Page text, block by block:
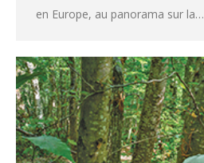
en Europe, au panorama sur la…